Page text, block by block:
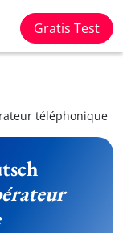
Gratis Test
téléphonique